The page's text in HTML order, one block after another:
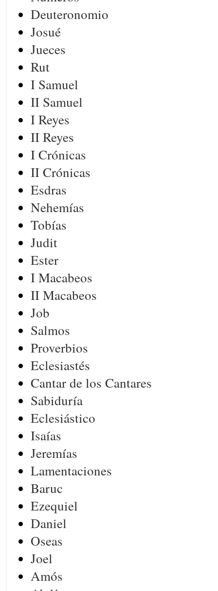
Deuteronomio
Josué
Jueces
Rut
I Samuel
II Samuel
I Reyes
II Reyes
I Crónicas
II Crónicas
Esdras
Nehemías
Tobías
Judit
Ester
I Macabeos
II Macabeos
Job
Salmos
Proverbios
Eclesiastés
Cantar de los Cantares
Sabiduría
Eclesiástico
Isaías
Jeremías
Lamentaciones
Baruc
Ezequiel
Daniel
Oseas
Joel
Amós